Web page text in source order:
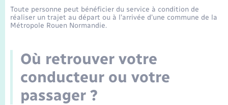
Nouvel habitant
Organisation d’événement
Sécurité - Prévention
La Communauté de communes
Toute personne peut bénéficier du service à condition de
réaliser un trajet au départ ou à l’arrivée d’une commune de la
Métropole Rouen Normandie.
Où retrouver votre
conducteur ou votre
passager ?